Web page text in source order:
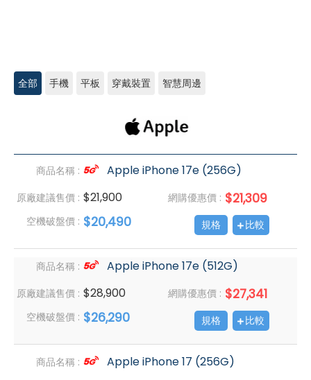
全部 手機 平板 穿戴裝置 智慧周邊
商品名稱 : Apple iPhone 17e (256G)
原廠建議售價 : $21,900 網購優惠價 : $21,309
空機破盤價 : $20,490 規格 比較
商品名稱 : Apple iPhone 17e (512G)
原廠建議售價 : $28,900 網購優惠價 : $27,341
空機破盤價 : $26,290 規格 比較
商品名稱 : Apple iPhone 17 (256G)